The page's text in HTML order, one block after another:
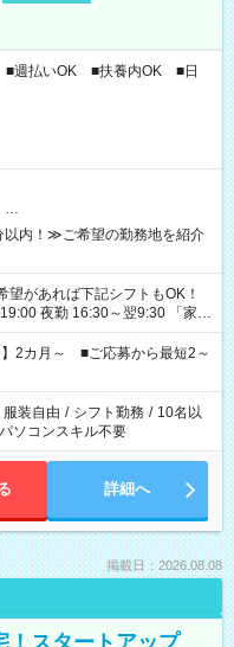
■週払いOK ■扶養内OK ■日
…
内！≫ご希望の勤務地を紹介
夜勤 16:30～翌9:30 「家族
って夕飯の準備がしたい」
など、ご希望を教えてください
。 合計で週40時間を超える場
】2カ月～ ■ご応募から最短2～
服装自由 / シフト勤務 / 10名以
パソコンスキル不要
詳細へ
掲載日：2026.08.08
！スタートアップ